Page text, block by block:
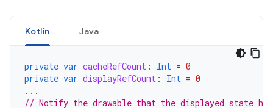
Kotlin Java
private var cacheRefCount : Int = 0
private var displayRefCount : Int = 0
...
// Notify the drawable that the displayed state has